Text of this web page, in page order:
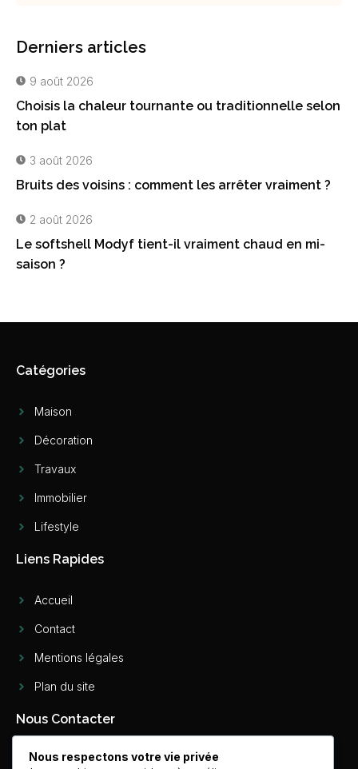
Derniers articles
9 août 2026
Choisis la chaleur tournante ou traditionnelle selon
ton plat
3 août 2026
Bruits des voisins : comment les arrêter vraiment ?
2 août 2026
Le softshell Modyf tient-il vraiment chaud en mi-
saison ?
Catégories
Maison
Décoration
Travaux
Immobilier
Lifestyle
Liens Rapides
Accueil
Contact
Mentions légales
Plan du site
Nous Contacter
contact@deco-originale.fr
Nous respectons votre vie privée